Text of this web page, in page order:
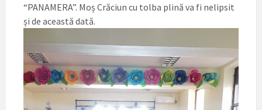
“PANAMERA”. Moș Crăciun cu tolba plină va fi nelipsit
și de această dată.